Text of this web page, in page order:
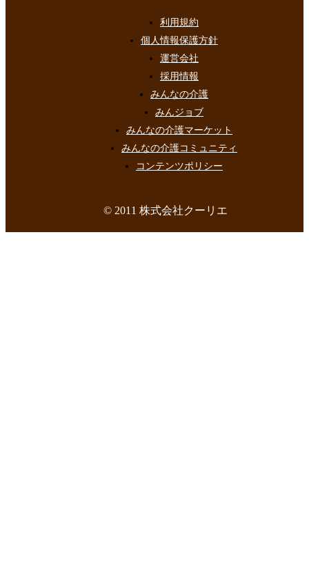
利用規約
個人情報保護方針
運営会社
採用情報
みんなの介護
みんジョブ
みんなの介護マーケット
みんなの介護コミュニティ
コンテンツポリシー
© 2011 株式会社クーリエ